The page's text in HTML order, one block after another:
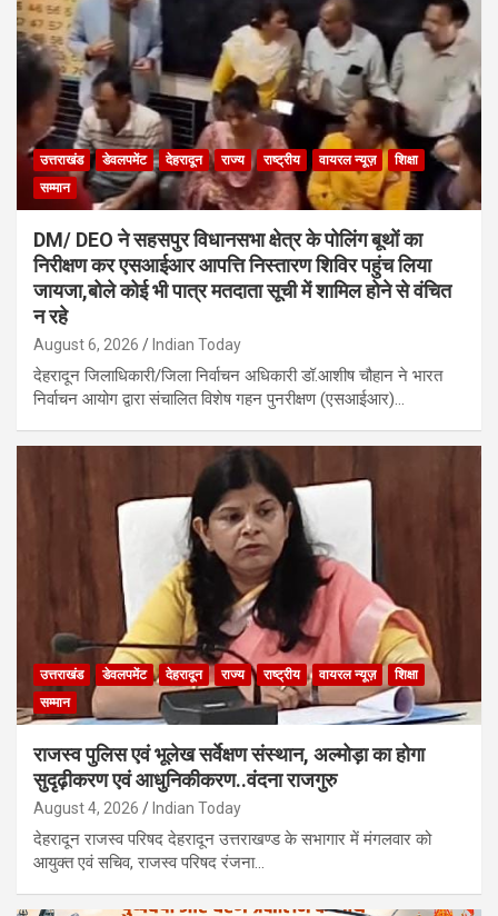
उत्तराखंड डेवलपमेंट देहरादून राज्य राष्ट्रीय वायरल न्यूज़
शिक्षा
सम्मान
DM/ DEO ने सहसपुर विधानसभा क्षेत्र के पोलिंग बूथों का
निरीक्षण कर एसआईआर आपत्ति निस्तारण शिविर पहुंच लिया
जायजा,बोले कोई भी पात्र मतदाता सूची में शामिल होने से वंचित
न रहे
August 6, 2026 Indian Today
देहरादून जिलाधिकारी/जिला निर्वाचन अधिकारी डॉ.आशीष चौहान ने भारत
निर्वाचन आयोग द्वारा संचालित विशेष गहन पुनरीक्षण (एसआईआर)…
उत्तराखंड डेवलपमेंट देहरादून राज्य राष्ट्रीय वायरल न्यूज़
शिक्षा
सम्मान
राजस्व पुलिस एवं भूलेख सर्वेक्षण संस्थान, अल्मोड़ा का होगा
सुदृढ़ीकरण एवं आधुनिकीकरण..वंदना राजगुरु
August 4, 2026 Indian Today
देहरादून राजस्व परिषद देहरादून उत्तराखण्ड के सभागार में मंगलवार को
आयुक्त एवं सचिव, राजस्व परिषद रंजना…